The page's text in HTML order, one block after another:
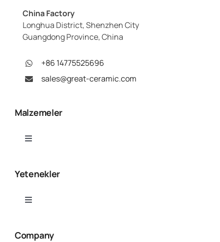
China Factory
Longhua District, Shenzhen City
Guangdong Province, China
+86 14775525696
sales@great-ceramic.com
Malzemeler
Toggle
Alüminyum Nitrür (AlN)
Yetenekler
Toggle
Company